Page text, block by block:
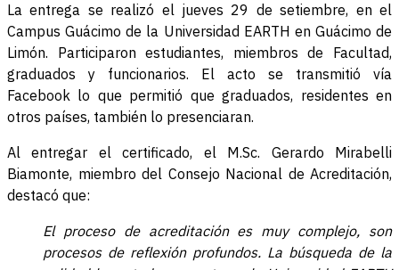
La entrega se realizó el jueves 29 de setiembre, en el
Campus Guácimo de la Universidad EARTH en Guácimo de
Limón. Participaron estudiantes, miembros de Facultad,
graduados y funcionarios. El acto se transmitió vía
Facebook lo que permitió que graduados, residentes en
otros países, también lo presenciaran.
Al entregar el certificado, el M.Sc. Gerardo Mirabelli
Biamonte, miembro del Consejo Nacional de Acreditación,
destacó que:
El proceso de acreditación es muy complejo, son
procesos de reflexión profundos. La búsqueda de la